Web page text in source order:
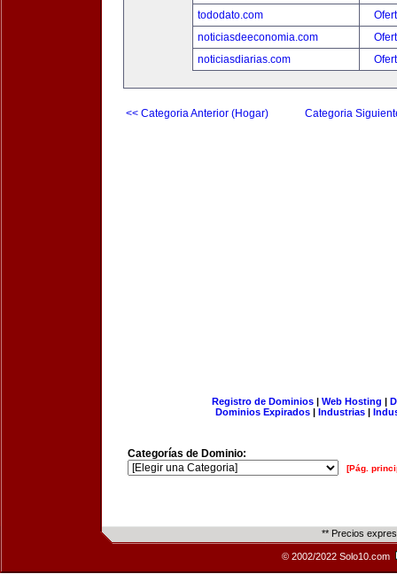
tododato.com
noticiasdeeconomia.com
noticiasdiarias.com
<< Categoria Anterior (Hogar) Categoria
Registro de Dominios| Web Hosting |
Dominios Expirados | Industrias |
Categorías de Dominio:
[Pág.
** Precios
© 2002/2022 Solo10.com